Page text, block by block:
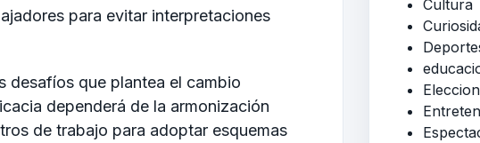
para evitar interpretaciones
desafíos que plantea el cambio
dependerá de la armonización
de trabajo para adoptar esquemas
Cultura